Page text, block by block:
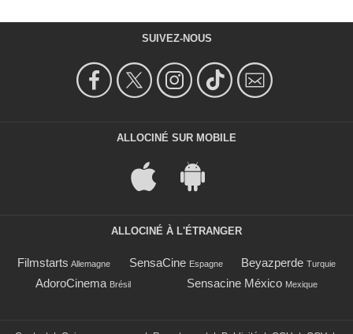
SUIVEZ-NOUS
ALLOCINÉ SUR MOBILE
ALLOCINÉ À L'ÉTRANGER
Filmstarts Allemagne SensaCine Espagne Beyazperde Turquie
AdoroCinema Brésil Sensacine México Mexique